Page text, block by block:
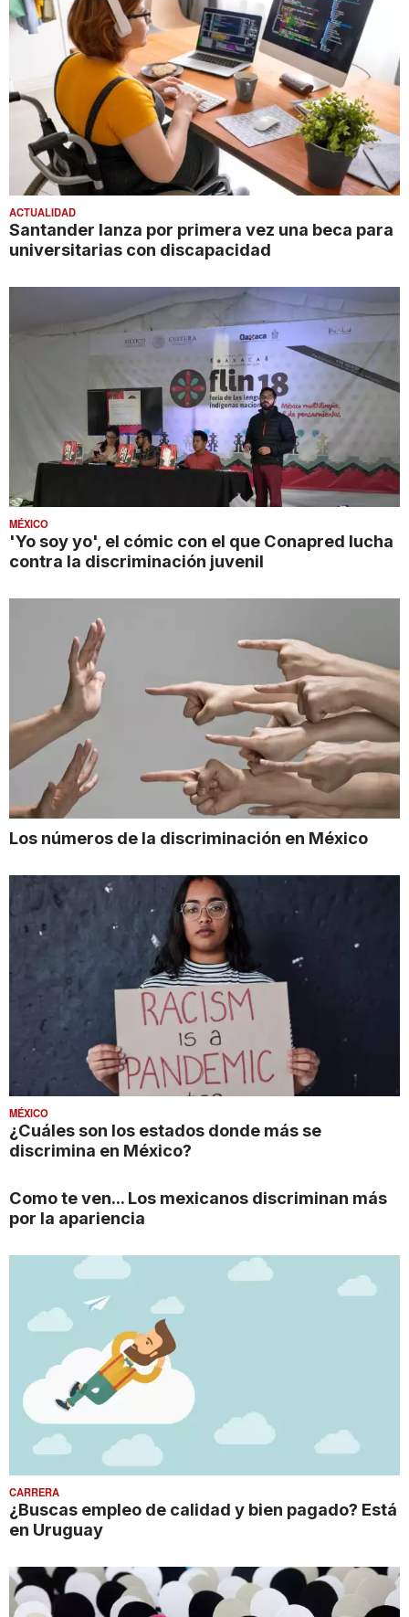
ACTUALIDAD
Santander lanza por primera vez una beca para
universitarias con discapacidad
MÉXICO
'Yo soy yo', el cómic con el que Conapred lucha
contra la discriminación juvenil
Los números de la discriminación en México
MÉXICO
¿Cuáles son los estados donde más se
discrimina en México?
Como te ven... Los mexicanos discriminan más
por la apariencia
CARRERA
¿Buscas empleo de calidad y bien pagado? Está
en Uruguay